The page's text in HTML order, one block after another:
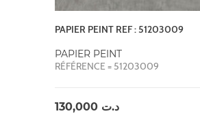
PAPIER PEINT REF : 51203009
PAPIER PEINT
RÉFÉRENCE = 51203009
د.ت